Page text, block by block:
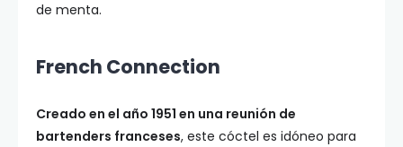
de menta.
French Connection
Creado en el año 1951 en una reunión de
bartenders franceses, este cóctel es idóneo para